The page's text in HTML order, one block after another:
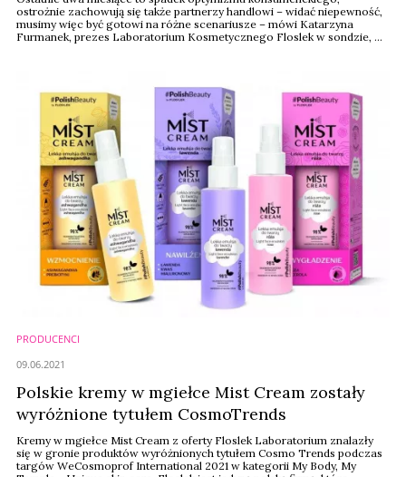
ostrożnie zachowują się także partnerzy handlowi – widać niepewność,
musimy więc być gotowi na różne scenariusze – mówi Katarzyna
Furmanek, prezes Laboratorium Kosmetycznego Floslek w sondzie, w
PRODUCENCI
Polskie kremy w mgiełce Mist Cream zostały
wyróżnione tytułem CosmoTrends
Kremy w mgiełce Mist Cream z oferty Floslek Laboratorium znalazły
się w gronie produktów wyróżnionych tytułem Cosmo Trends podczas
targów WeCosmoprof International 2021 w kategorii My Body, My
09.06.2021